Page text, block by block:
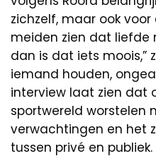
zichzelf, maar ook voor
meiden zien dat liefde
dan is dat iets moois,”
iemand houden,
interview laat zien dat
sportwereld worstelen
verwachtingen en het
tussen privé en publiek.